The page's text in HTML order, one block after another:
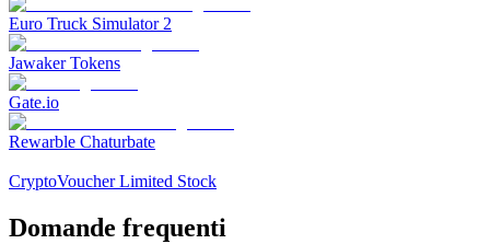
Euro Truck Simulator 2
Jawaker Tokens
Gate.io
Rewarble Chaturbate
CryptoVoucher Limited Stock
Domande frequenti